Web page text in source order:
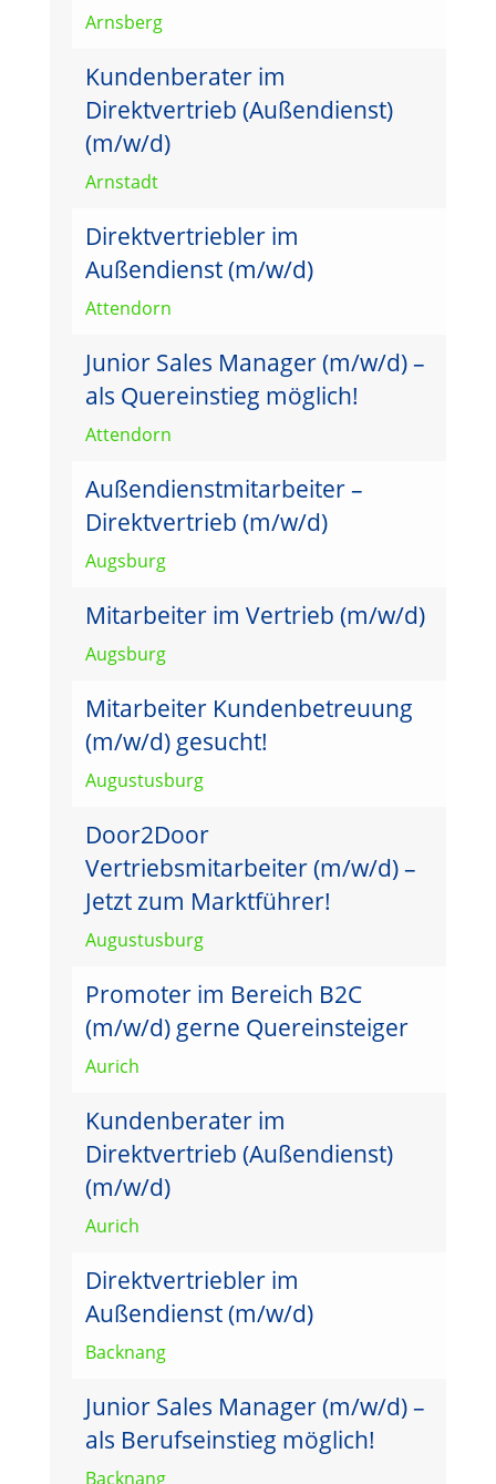
Arnsberg
Kundenberater im
Direktvertrieb (Außendienst)
(m/w/d)
Arnstadt
Direktvertriebler im
Außendienst (m/w/d)
Attendorn
Junior Sales Manager (m/w/d) –
als Quereinstieg möglich!
Attendorn
Außendienstmitarbeiter –
Direktvertrieb (m/w/d)
Augsburg
Mitarbeiter im Vertrieb (m/w/d)
Augsburg
Mitarbeiter Kundenbetreuung
(m/w/d) gesucht!
Augustusburg
Door2Door
Vertriebsmitarbeiter (m/w/d) –
Jetzt zum Marktführer!
Augustusburg
Promoter im Bereich B2C
(m/w/d) gerne Quereinsteiger
Aurich
Kundenberater im
Direktvertrieb (Außendienst)
(m/w/d)
Aurich
Direktvertriebler im
Außendienst (m/w/d)
Backnang
Junior Sales Manager (m/w/d) –
als Berufseinstieg möglich!
Backnang